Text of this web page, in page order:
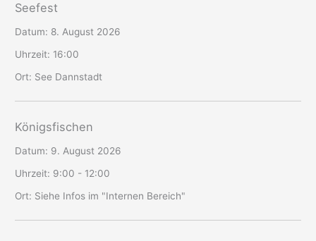
Seefest
Datum: 8. August 2026
Uhrzeit: 16:00
Ort: See Dannstadt
Königsfischen
Datum: 9. August 2026
Uhrzeit: 9:00 - 12:00
Ort: Siehe Infos im "Internen Bereich"